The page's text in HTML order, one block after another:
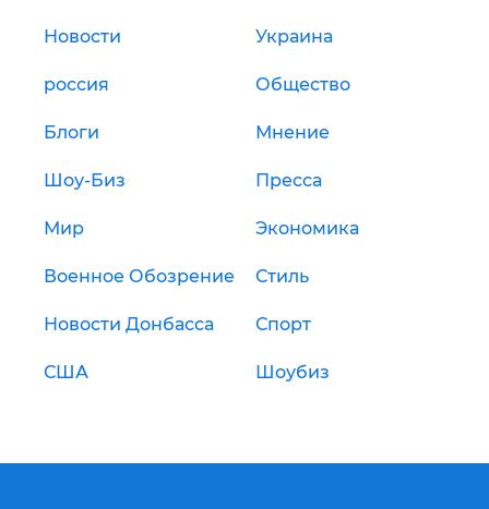
Новости Украина
россия Общество
Блоги Мнение
Шоу-Биз Пресса
Мир Экономика
Военное Обозрение Стиль
Новости Донбасса Спорт
США Шоубиз